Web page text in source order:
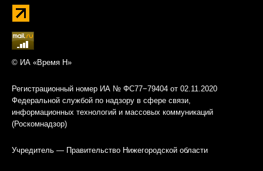
© ИА «Время Н»
Регистрационный номер ИА № ФС77−79404 от 02.11.2020
Федеральной службой по надзору в сфере связи,
информационных технологий и массовых коммуникаций
(Роскомнадзор)
Учредитель — Правительство Нижегородской области